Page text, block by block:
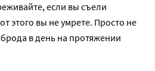
если вы съели
этого вы не умрете. Просто не
в день на протяжении